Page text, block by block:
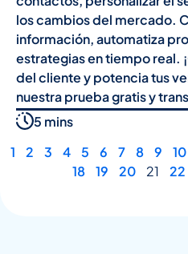
los cambios del mercado.
información, automatiza
estrategias en tiempo real.
del cliente y potencia tus
nuestra prueba gratis y
5 mins
1
2 3 4 5 6 7 8 9 10
18
19 20 21 22